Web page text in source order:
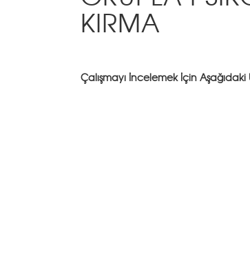
KIRMA
Çalışmayı İncelemek İçin Aşağıdaki